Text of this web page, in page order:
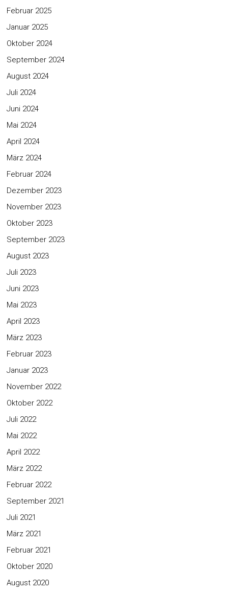
Februar 2025
Januar 2025
Oktober 2024
September 2024
August 2024
Juli 2024
Juni 2024
Mai 2024
April 2024
März 2024
Februar 2024
Dezember 2023
November 2023
Oktober 2023
September 2023
August 2023
Juli 2023
Juni 2023
Mai 2023
April 2023
März 2023
Februar 2023
Januar 2023
November 2022
Oktober 2022
Juli 2022
Mai 2022
April 2022
März 2022
Februar 2022
September 2021
Juli 2021
März 2021
Februar 2021
Oktober 2020
August 2020